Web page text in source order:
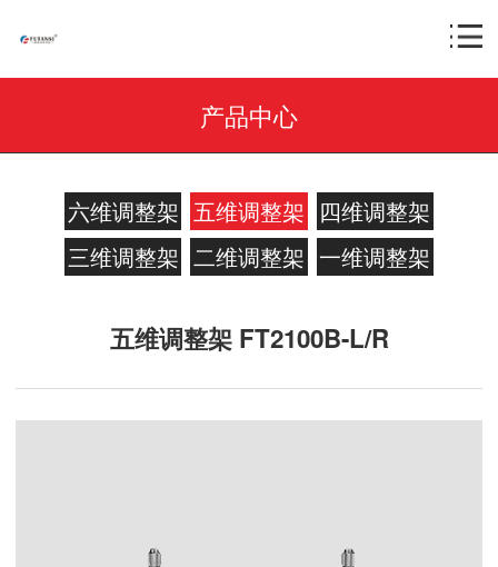
产品中心
六维调整架 五维调整架 四维调整架
三维调整架 二维调整架 一维调整架
五维调整架 FT2100B-L/R